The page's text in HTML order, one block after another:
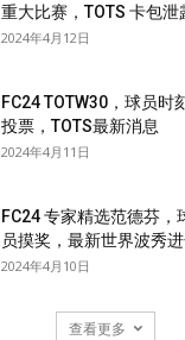
重大比赛，TOTS 卡包泄
2024年4月12日
FC24 TOTW30，球员时
投票，TOTS最新消息
2024年4月11日
FC24 专家精选范德芬
员摸奖，最新世界波秀
2024年4月10日
查看更多